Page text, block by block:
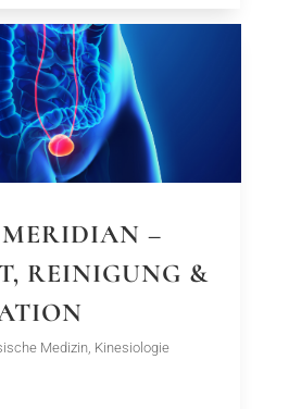
–
REINIGUNG &
Medizin, Kinesiologie